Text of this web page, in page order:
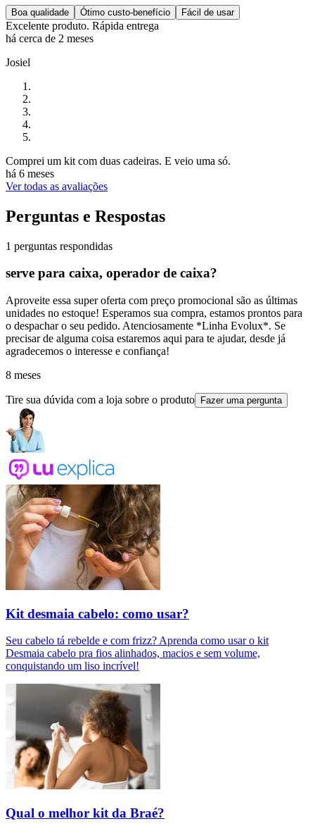
Boa qualidade Ótimo custo-benefício Fácil de usar
Excelente produto. Rápida entrega
há cerca de 2 meses
Josiel
Comprei um kit com duas cadeiras. E veio uma só.
há 6 meses
Ver todas as avaliações
Perguntas e Respostas
1 perguntas respondidas
serve para caixa, operador de caixa?
Aproveite essa super oferta com preço promocional são as últimas
unidades no estoque! Esperamos sua compra, estamos prontos para
o despachar o seu pedido. Atenciosamente *Linha Evolux*. Se
precisar de alguma coisa estaremos aqui para te ajudar, desde já
agradecemos o interesse e confiança!
8 meses
Tire sua dúvida com a loja sobre o produto Fazer uma pergunta
Kit desmaia cabelo: como usar?
Seu cabelo tá rebelde e com frizz? Aprenda como usar o kit
Desmaia cabelo pra fios alinhados, macios e sem volume,
conquistando um liso incrível!
Qual o melhor kit da Braé?